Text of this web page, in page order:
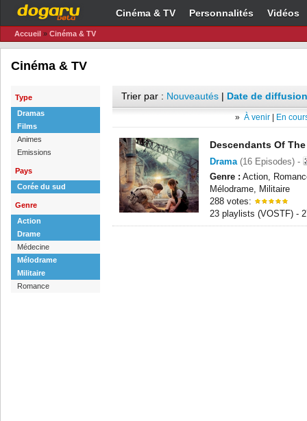
Cinéma & TV Personnalités Vidéos
Accueil » Cinéma & TV
Cinéma & TV
Type
Dramas
Films
Animes
Emissions
Pays
Corée du sud
Genre
Action
Drame
Médecine
Mélodrame
Militaire
Romance
Trier par : Nouveautés | Date de
» À venir En
Descendants Of
Drama(16 Episodes) -
Genre : Action,
Mélodrame, Militaire
288 votes:
23 playlists (VOSTF) -